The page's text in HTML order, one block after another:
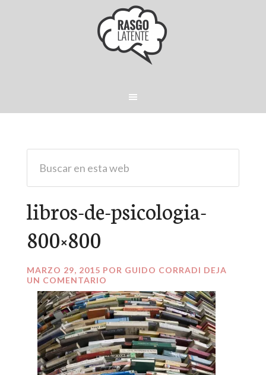
libros-de-psicologia-
800×800
MARZO 29, 2015 POR GUIDO CORRADI DEJA
UN COMENTARIO